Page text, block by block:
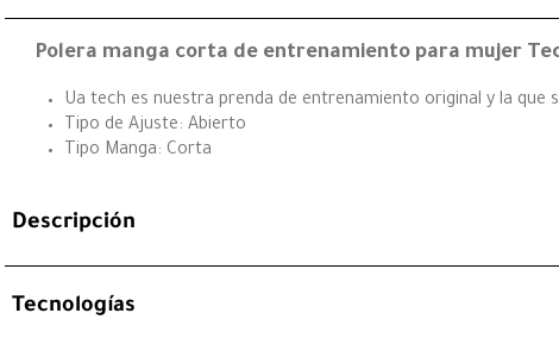
Polera manga corta de entrenamiento para mujer
Ua tech es nuestra prenda de entrenamiento original y la
Tipo de Ajuste: Abierto
Tipo Manga: Corta
Descripción
Tecnologías